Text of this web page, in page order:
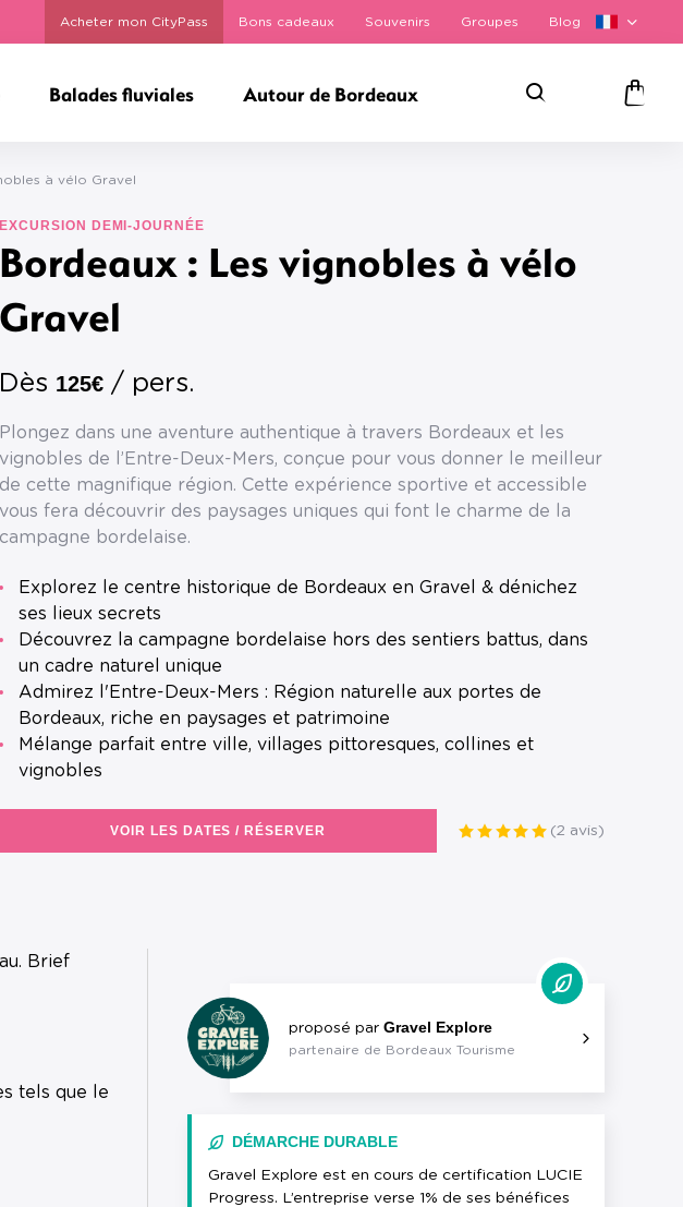
Acheter mon CityPass Bons cadeaux Souvenirs Groupes Blog
Rechercher
Balades fluviales Autour de Bordeaux
à vélo Gravel
EXCURSION DEMI-JOURNÉE
Bordeaux : Les vignobles à vélo
Gravel
Dès 125€ / pers.
Plongez dans une aventure authentique à travers Bordeaux et les
vignobles de l’Entre-Deux-Mers, conçue pour vous donner le meilleur
de cette magnifique région. Cette expérience sportive et accessible
vous fera découvrir des paysages uniques qui font le charme de la
campagne bordelaise.
Explorez le centre historique de Bordeaux en Gravel & dénichez
ses lieux secrets
Découvrez la campagne bordelaise hors des sentiers battus, dans
un cadre naturel unique
Admirez l'Entre-Deux-Mers : Région naturelle aux portes de
Bordeaux, riche en paysages et patrimoine
Mélange parfait entre ville, villages pittoresques, collines et
vignobles
(2 avis)
VOIR LES DATES / RÉSERVER
Brief
tels que le
proposé par Gravel Explore
partenaire de Bordeaux Tourisme
DÉMARCHE DURABLE
Gravel Explore est en cours de certification LUCIE
Progress. L’entreprise verse 1% de ses bénéfices